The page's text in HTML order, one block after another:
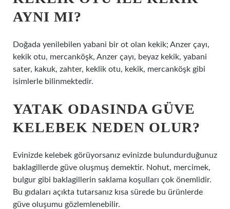
AYNI MI?
Doğada yenilebilen yabani bir ot olan kekik; Anzer çayı,
kekik otu, mercanköşk, Anzer çayı, beyaz kekik, yabani
sater, kakuk, zahter, keklik otu, kekik, mercanköşk gibi
isimlerle bilinmektedir.
YATAK ODASINDA GÜVE
KELEBEK NEDEN OLUR?
Evinizde kelebek görüyorsanız evinizde bulundurduğunuz
baklagillerde güve oluşmuş demektir. Nohut, mercimek,
bulgur gibi baklagillerin saklama koşulları çok önemlidir.
Bu gıdaları açıkta tutarsanız kısa sürede bu ürünlerde
güve oluşumu gözlemlenebilir.